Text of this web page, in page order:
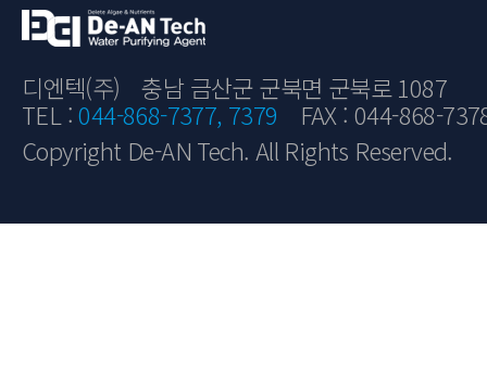
디엔텍(주) 충남 금산군 군북면 군북로 1087
TEL :044-868-7377, 7379
FAX : 044-868-
Copyright De-AN Tech. All Rights Reserved.